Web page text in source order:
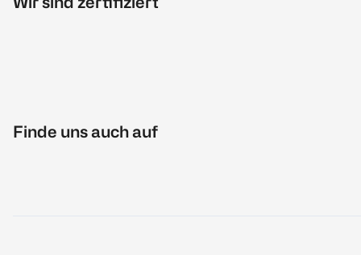
Finde uns auch auf